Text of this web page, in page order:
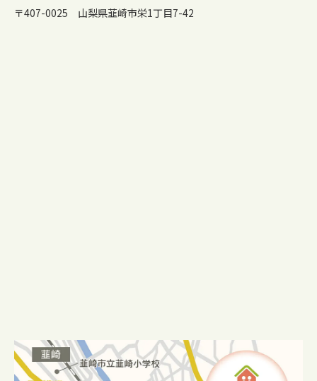
〒407-0025 山梨県韮崎市栄1丁目7-42